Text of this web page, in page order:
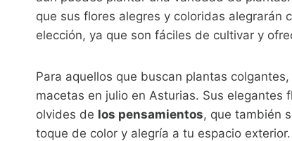
que sus flores alegres y coloridas alegrarán
elección, ya que son fáciles de cultivar y
Para aquellos que buscan plantas colgantes,
macetas en julio en Asturias. Sus
olvides de los pensamientos, que también
toque de color y alegría a tu espacio exterior.